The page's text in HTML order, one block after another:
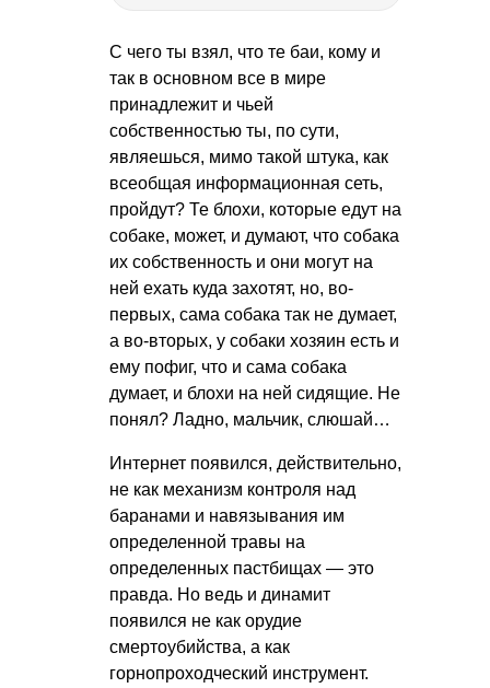
С чего ты взял, что те баи, кому и
так в основном все в мире
принадлежит и чьей
собственностью ты, по сути,
являешься, мимо такой штука, как
всеобщая информационная сеть,
пройдут? Те блохи, которые едут на
собаке, может, и думают, что собака
их собственность и они могут на
ней ехать куда захотят, но, во-
первых, сама собака так не думает,
а во-вторых, у собаки хозяин есть и
ему пофиг, что и сама собака
думает, и блохи на ней сидящие. Не
понял? Ладно, мальчик, слюшай…
Интернет появился, действительно,
не как механизм контроля над
баранами и навязывания им
определенной травы на
определенных пастбищах — это
правда. Но ведь и динамит
появился не как орудие
смертоубийства, а как
горнопроходческий инструмент.